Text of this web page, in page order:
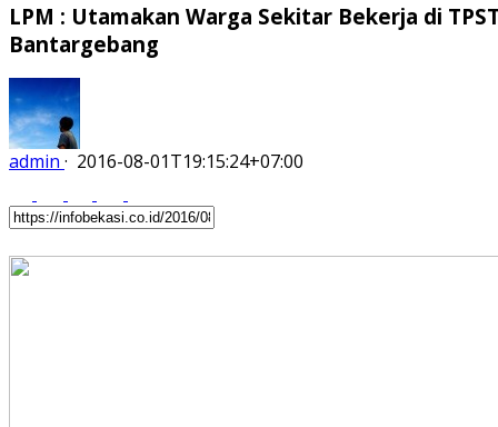
LPM : Utamakan Warga Sekitar Bekerja di
Bantargebang
admin · 2016-08-01T19:15:24+07:00